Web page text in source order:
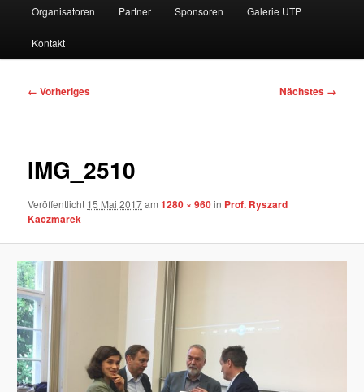
Organisatoren Partner Sponsoren Galerie UTP
Kontakt
Bilder-
← Vorheriges Nächstes →
IMG_2510
Veröffentlicht 15 Mai 2017am1280 × 960in Prof. Ryszard
Kaczmarek